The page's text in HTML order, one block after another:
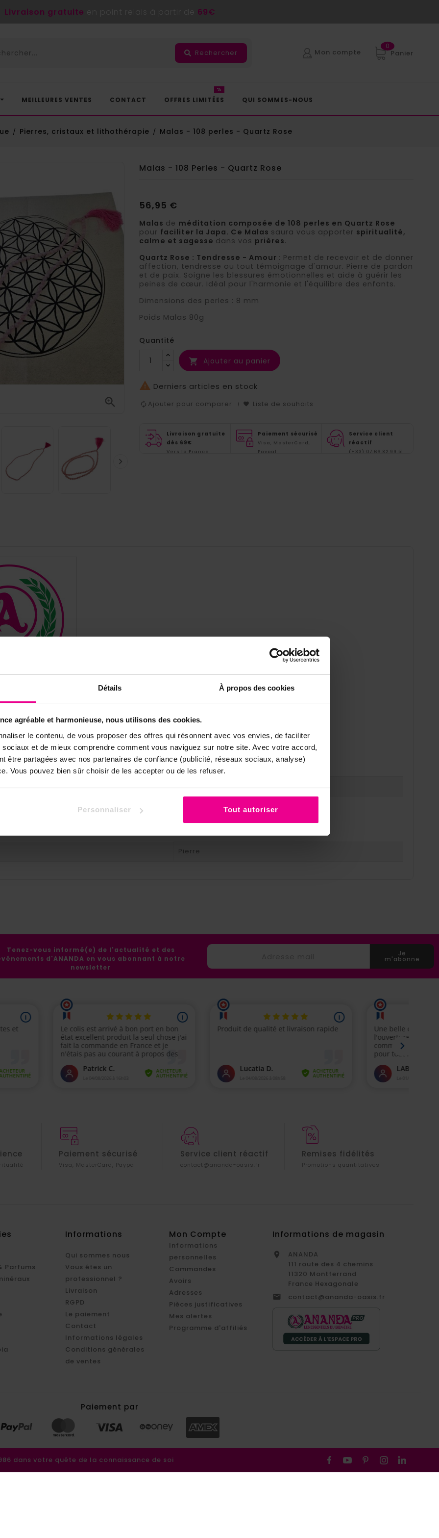
Détails À propos des cookies
agréable et harmonieuse, nous utilisons des cookies.
le contenu, de vous proposer des offres qui résonnent avec vos envies, de faciliter
sociaux et de mieux comprendre comment vous naviguez sur notre site. Avec votre accord,
être partagées avec nos partenaires de confiance (publicité, réseaux sociaux, analyse)
Vous pouvez bien sûr choisir de les accepter ou de les refuser.
Personnaliser Tout autoriser
Livraison gratuite 69€
Panier
0
Rechercher Mon compte
MEILLEURES VENTES CONTACT OFFRES LIMITÉES
%
QUI SOMMES-NOUS
Pierres, cristaux et lithothérapie Malas - 108 perles - Quartz Rose


Malas - 108 Perles - Quartz Rose
56,95 €
Malas de méditation composée de 108 perles en Quartz Rose
pour faciliter la Japa. Ce Malas saura vous apporter spiritualité,
calme et sagesse dans vos prières.
Quartz Rose : Tendresse - Amour : Permet de recevoir et de donner
affection, tendresse ou tout témoignage d'amour. Pierre de pardon
et de paix. Soigne les blessures émotionnelles et aide à guérir les
peines de cœur. Idéal pour l'harmonie et l'équilibre des enfants.
Dimensions des perles : 8 mm
Poids Malas 80g
Quantité
 Ajouter au panier
 Derniers articles en stock
Ajouter pour comparer Liste de souhaits
Livraison gratuite
dès 69€
Vers la France
Paiement sécurisé
Visa, MasterCard,
Paypal
Service client
réactif
(+33) 07.66.82.99.51
Malas
Pierre
Harmonie
Pierre
Tenez-vous informé(e) de l'actualité et des
d'ANANDA en vous abonnant à notre
newsletter
Je
m'abonne
Paiement sécurisé
Visa, MasterCard, Paypal
Service client réactif
contact@ananda-oasis.fr
Remises fidélités
Promotions quantitatives
Parfums
Informations
Qui sommes nous
Vous êtes un
professionnel ?
Livraison
RGPD
Le paiement
Contact
Informations légales
Conditions générales
de ventes
Mon Compte
Informations
personnelles
Commandes
Avoirs
Adresses
Pièces justificatives
Mes alertes
Programme d'affiliés
Informations de magasin

ANANDA
111 route des 4 chemins
11320 Montferrand
France Hexagonale
 contact@ananda-oasis.fr
Paiement par
dans votre quête de la connaissance de soi